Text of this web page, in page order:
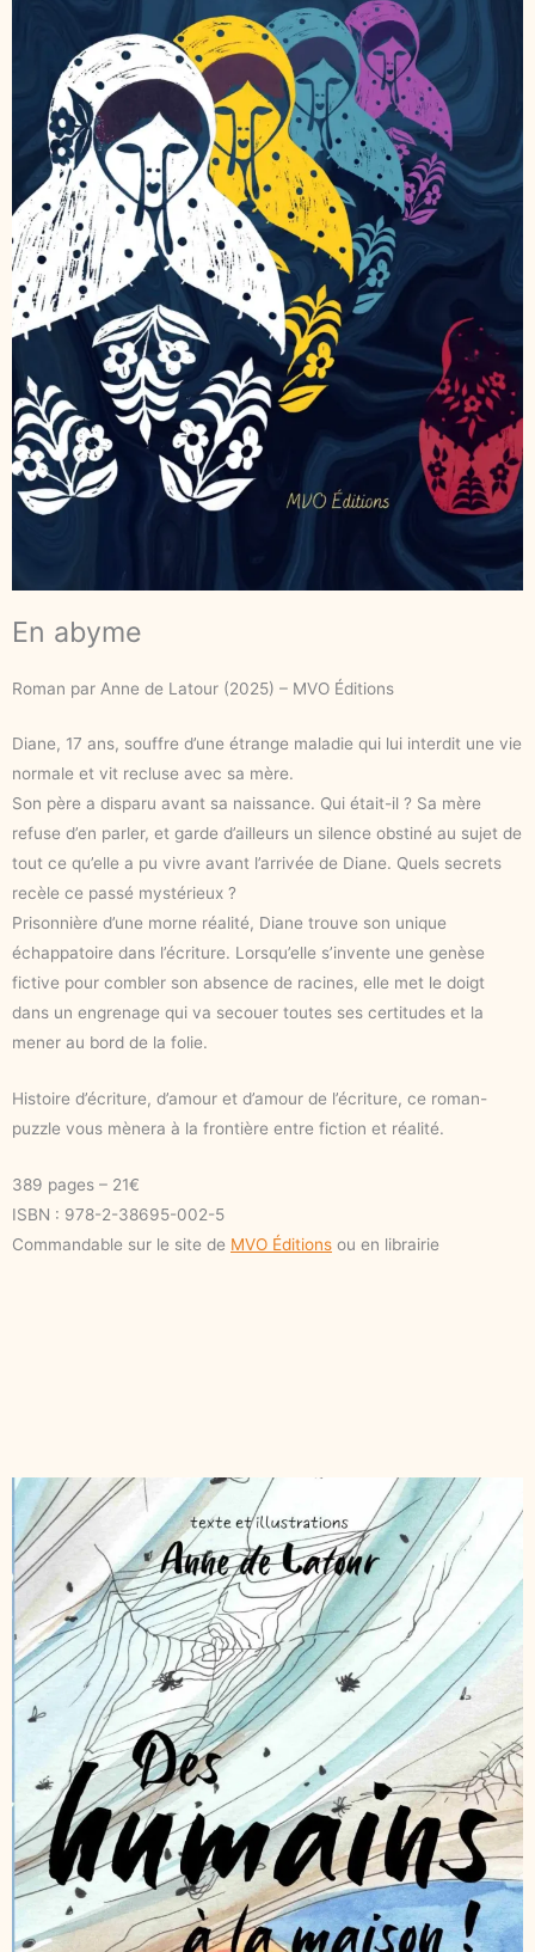
En abyme
Roman par Anne de Latour (2025) – MVO Éditions
Diane, 17 ans, souffre d’une étrange maladie qui lui interdit une vie
normale et vit recluse avec sa mère.
Son père a disparu avant sa naissance. Qui était-il ? Sa mère
refuse d’en parler, et garde d’ailleurs un silence obstiné au sujet de
tout ce qu’elle a pu vivre avant l’arrivée de Diane. Quels secrets
recèle ce passé mystérieux ?
Prisonnière d’une morne réalité, Diane trouve son unique
échappatoire dans l’écriture. Lorsqu’elle s’invente une genèse
fictive pour combler son absence de racines, elle met le doigt
dans un engrenage qui va secouer toutes ses certitudes et la
mener au bord de la folie.
Histoire d’écriture, d’amour et d’amour de l’écriture, ce roman-
puzzle vous mènera à la frontière entre fiction et réalité.
389 pages – 21€
ISBN : 978-2-38695-002-5
Commandable sur le site de MVO Éditions ou en librairie